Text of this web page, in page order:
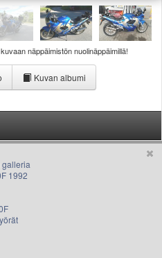
näppäimistön nuolinäppäimillä!
Kuvan albumi
galleria
1992